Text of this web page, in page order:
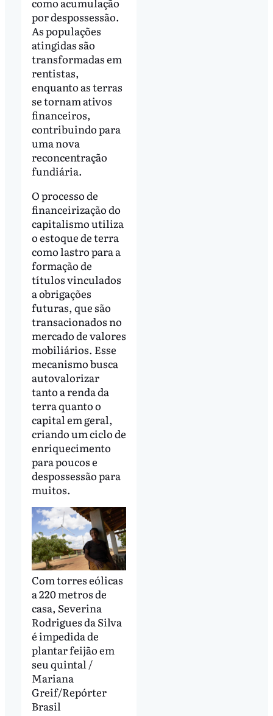
por despossessão.
As populações
atingidas são
transformadas em
rentistas,
enquanto as terras
se tornam ativos
financeiros,
contribuindo para
uma nova
reconcentração
fundiária.
O processo de
financeirização do
capitalismo utiliza
o estoque de terra
como lastro para a
formação de
títulos vinculados
a obrigações
futuras, que são
transacionados no
mercado de valores
mobiliários. Esse
mecanismo busca
autovalorizar
tanto a renda da
terra quanto o
capital em geral,
criando um ciclo de
enriquecimento
para poucos e
despossessão para
muitos.
Com torres eólicas
a 220 metros de
casa, Severina
Rodrigues da Silva
é impedida de
plantar feijão em
seu quintal /
Mariana
Greif/Repórter
Brasil